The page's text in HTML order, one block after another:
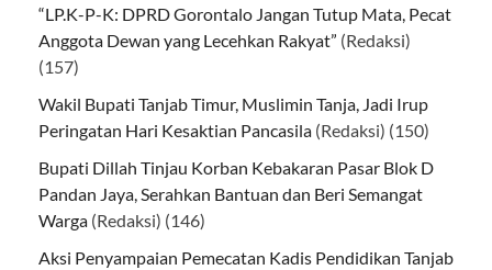
“LP.K-P-K: DPRD Gorontalo Jangan Tutup Mata, Pecat
Anggota Dewan yang Lecehkan Rakyat” (Redaksi)
(157)
Wakil Bupati Tanjab Timur, Muslimin Tanja, Jadi Irup
Peringatan Hari Kesaktian Pancasila (Redaksi) (150)
Bupati Dillah Tinjau Korban Kebakaran Pasar Blok D
Pandan Jaya, Serahkan Bantuan dan Beri Semangat
Warga (Redaksi) (146)
Aksi Penyampaian Pemecatan Kadis Pendidikan Tanjab